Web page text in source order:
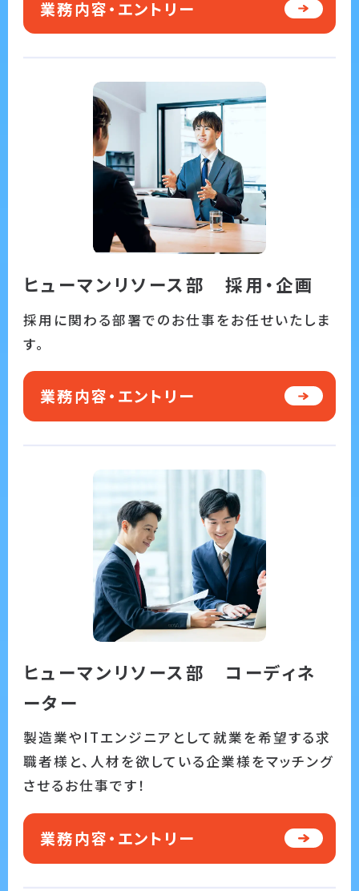
業務内容・エントリー
ヒューマンリソース部 採用・企画
採用に関わる部署でのお仕事をお任せいたしま
す。
業務内容・エントリー
ヒューマンリソース部 コーディネ
ーター
製造業やITエンジニアとして就業を希望する求
職者様と、人材を欲している企業様をマッチング
させるお仕事です！
業務内容・エントリー